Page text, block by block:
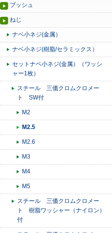
ブッシュ
ねじ
ナベ小ネジ(金属）
ナベ小ネジ(樹脂/セラミックス）
セットナベ小ネジ(金属）（ワッシ
ャー1枚）
スチール 三価クロムクロメー
ト SW付
M2
M2.5
M2.6
M3
M4
M5
スチール 三価クロムクロメー
ト 樹脂ワッシャー（ナイロン）
付